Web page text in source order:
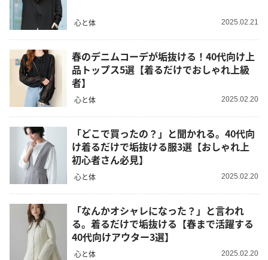
心と体 2025.02.21
春のデニムコーデが垢抜ける！40代向け上
品トップス5選【着るだけでおしゃれ上級
者】
心と体 2025.02.20
「どこで買ったの？」と聞かれる。40代向
け着るだけで垢抜ける服3選【おしゃれ上
初心者さん必見】
心と体 2025.02.20
「なんかオシャレになった？」と言われ
る。着るだけで垢抜ける【春まで活躍する
40代向けアウター3選】
心と体 2025.02.20